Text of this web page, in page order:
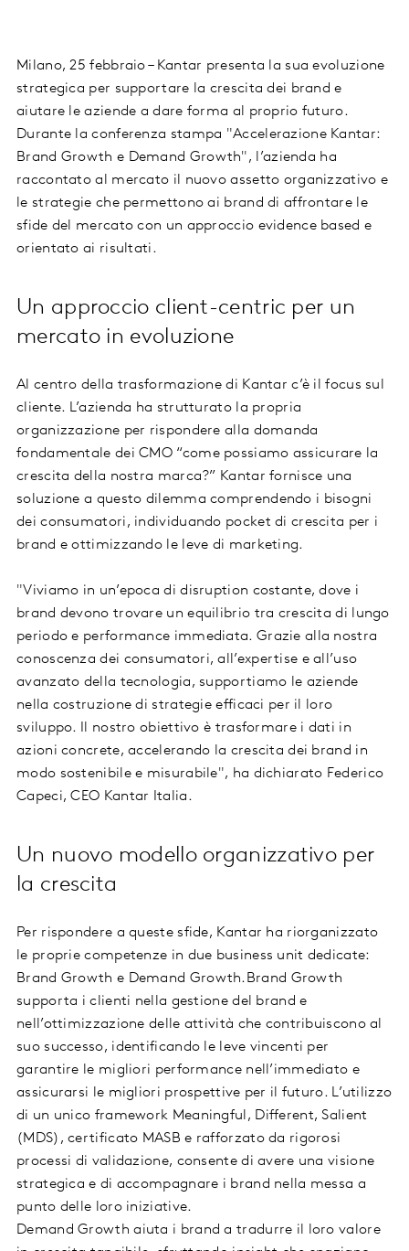
Milano, 25 febbraio – Kantar presenta la sua evoluzione
strategica per supportare la crescita dei brand e
aiutare le aziende a dare forma al proprio futuro.
Durante la conferenza stampa "Accelerazione Kantar:
Brand Growth e Demand Growth", l’azienda ha
raccontato al mercato il nuovo assetto organizzativo e
le strategie che permettono ai brand di affrontare le
sfide del mercato con un approccio evidence based e
orientato ai risultati.
Un approccio client-centric per un
mercato in evoluzione
Al centro della trasformazione di Kantar c’è il focus sul
cliente. L’azienda ha strutturato la propria
organizzazione per rispondere alla domanda
fondamentale dei CMO “come possiamo assicurare la
crescita della nostra marca?” Kantar fornisce una
soluzione a questo dilemma comprendendo i bisogni
dei consumatori, individuando pocket di crescita per i
brand e ottimizzando le leve di marketing.
"Viviamo in un’epoca di disruption costante, dove i
brand devono trovare un equilibrio tra crescita di lungo
periodo e performance immediata. Grazie alla nostra
conoscenza dei consumatori, all’expertise e all’uso
avanzato della tecnologia, supportiamo le aziende
nella costruzione di strategie efficaci per il loro
sviluppo. Il nostro obiettivo è trasformare i dati in
azioni concrete, accelerando la crescita dei brand in
modo sostenibile e misurabile", ha dichiarato Federico
Capeci, CEO Kantar Italia.
Un nuovo modello organizzativo per
la crescita
Per rispondere a queste sfide, Kantar ha riorganizzato
le proprie competenze in due business unit dedicate:
Brand Growth e Demand Growth.Brand Growth
supporta i clienti nella gestione del brand e
nell’ottimizzazione delle attività che contribuiscono al
suo successo, identificando le leve vincenti per
garantire le migliori performance nell’immediato e
assicurarsi le migliori prospettive per il futuro. L’utilizzo
di un unico framework Meaningful, Different, Salient
(MDS), certificato MASB e rafforzato da rigorosi
processi di validazione, consente di avere una visione
strategica e di accompagnare i brand nella messa a
punto delle loro iniziative.
Demand Growth aiuta i brand a tradurre il loro valore